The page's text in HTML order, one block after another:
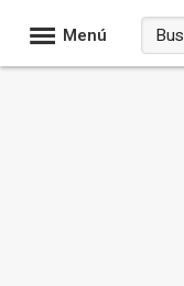
Menú